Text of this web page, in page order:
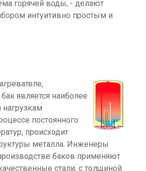
горячей воды, - делают
интуитивно простым и
является наиболее
постоянного
происходит
металла. Инженеры
баков применяют
стали, с толщиной